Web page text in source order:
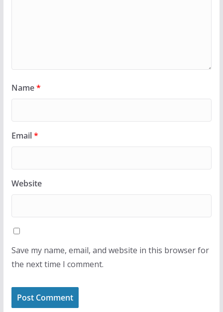
Name*
Email*
Website
Save my name, email, and website in this browser for
the next time I comment.